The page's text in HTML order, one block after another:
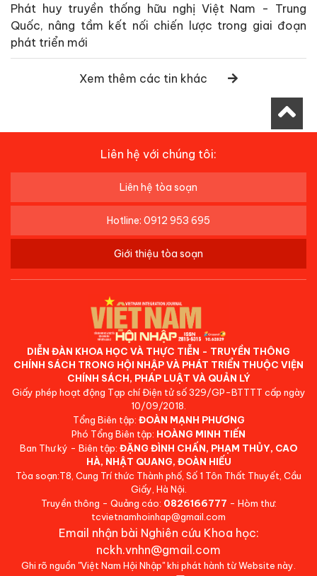
Phát huy truyền thống hữu nghị Việt Nam - Trung
Quốc, nâng tầm kết nối chiến lược trong giai đoạn
phát triển mới
Xem thêm các tin khác
Liên hệ với chúng tôi:
Liên hệ tòa soạn
Hotline: 0912 953 695
Giới thiệu tòa soạn
DIỄN ĐÀN KHOA HỌC VÀ THỰC TIỄN - TRUYỀN THÔNG
CHÍNH SÁCH TRONG HỘI NHẬP VÀ PHÁT TRIỂN THUỘC VIỆN
CHÍNH SÁCH, PHÁP LUẬT VÀ QUẢN LÝ
Giấy phép hoạt động Tạp chí Điện tử số 329/GP-BTTTT cấp ngày
10/09/2018.
Tổng Biên tập: ĐOÀN MẠNH PHƯƠNG
Phó Tổng Biên tập: HOÀNG MINH TIẾN
Ban Thư ký - Biên tập: ĐẶNG ĐÌNH CHẤN, PHẠM THỦY, CAO
HÀ, NHẬT QUANG, ĐOÀN HIẾU
Tòa soạn:T8, Cung Trí thức Thành phố, Số 1 Tôn Thất Thuyết, Cầu
Giấy, Hà Nội.
Truyền thông - Quảng cáo: 0826166777 - Hòm thư:
tcvietnamhoinhap@gmail.com
Email nhận bài Nghiên cứu Khoa học:
nckh.vnhn@gmail.com
Ghi rõ nguồn "Việt Nam Hội Nhập" khi phát hành từ Website này.